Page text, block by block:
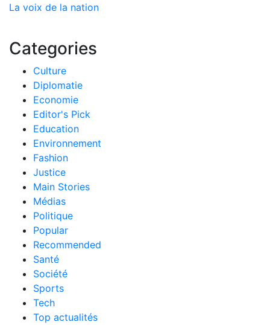
La voix de la nation
Categories
Culture
Diplomatie
Economie
Editor's Pick
Education
Environnement
Fashion
Justice
Main Stories
Médias
Politique
Popular
Recommended
Santé
Société
Sports
Tech
Top actualités